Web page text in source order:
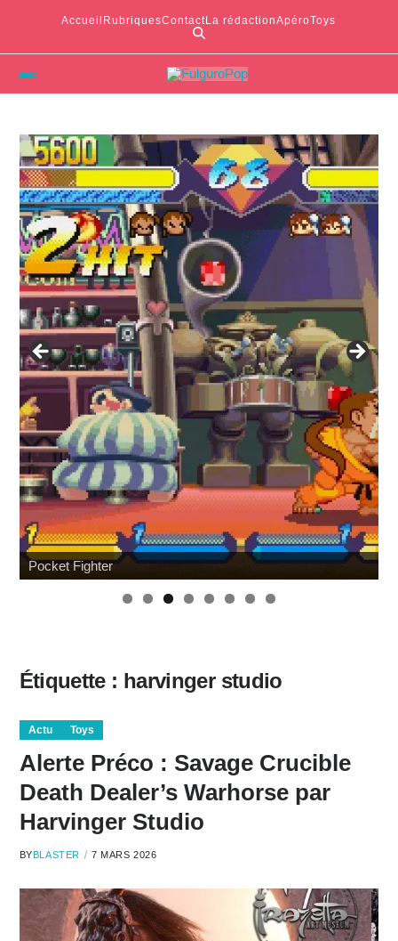
Accueil RubriquesContactLa rédactionApéroToys
Pocket Fighter
Étiquette : harvinger studio
Actu Toys
Alerte Préco : Savage Crucible
Death Dealer’s Warhorse par
Harvinger Studio
BYBLASTER 7 MARS 2026